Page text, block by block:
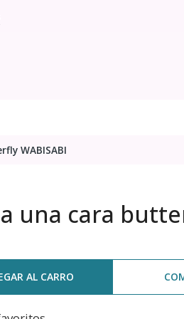
WABISABI
una cara
AL CARRO